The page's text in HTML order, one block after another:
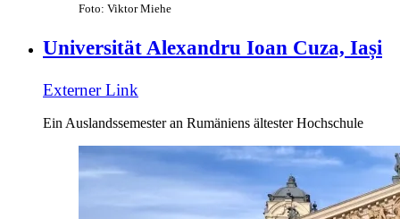
Foto: Viktor Miehe
Universität Alexandru Ioan Cuza, Iași
Externer Link
Ein Auslandssemester an Rumäniens ältester Hochschule